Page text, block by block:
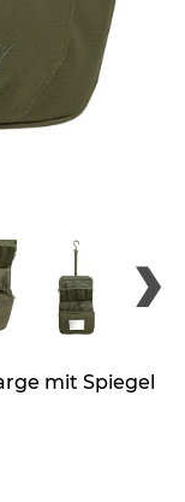
mit Spiegel